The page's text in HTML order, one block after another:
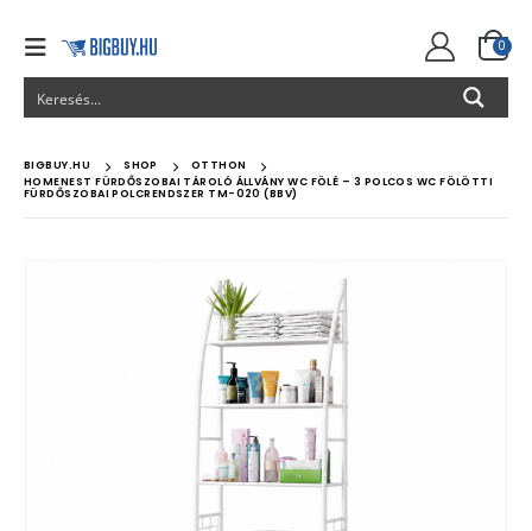
0
BIGBUY.HU SHOP
OTTHON
HOMENEST FÜRDŐSZOBAI TÁROLÓ ÁLLVÁNY WC FÖLÉ – 3 POLCOS WC FÖLÖTTI
FÜRDŐSZOBAI POLCRENDSZER TM-020 (BBV)